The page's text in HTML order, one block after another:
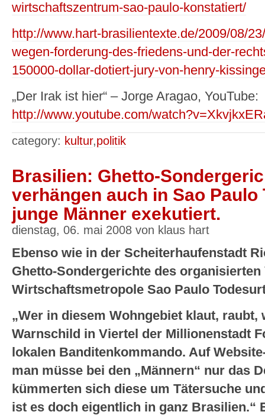
wirtschaftszentrum-sao-paulo-konstatiert/
http://www.hart-brasilientexte.de/2009/08/
wegen-forderung-des-friedens-und-der-
150000-dollar-dotiert-jury-von-henry-
„Der Irak ist hier“ – Jorge Aragao, YouTube:
http://www.youtube.com/
category: kultur,politik
Brasilien: Ghetto-
verhängen auch in Sao Paulo
junge Männer exekutiert.
dienstag, 06. mai 2008 von klaus hart
Ebenso wie in der Scheiterhaufenstadt
Ghetto-Sondergerichte des
Wirtschaftsmetropole Sao Paulo
„Wer in diesem Wohngebiet klaut, raubt,
Warnschild in Viertel der Millionenstadt
lokalen Banditenkommando. Auf
man müsse bei den „Männern“ nur das
kümmerten sich diese um Tätersuche
ist es doch eigentlich in ganz Brasilien.“